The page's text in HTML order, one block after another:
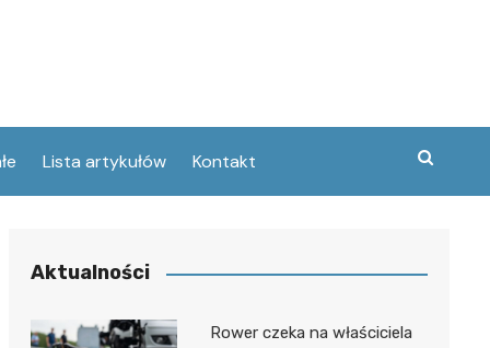
Lista artykułów Kontakt
Aktualności
Rower czeka na właściciela